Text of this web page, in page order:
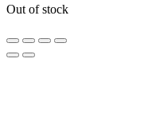
Out of stock